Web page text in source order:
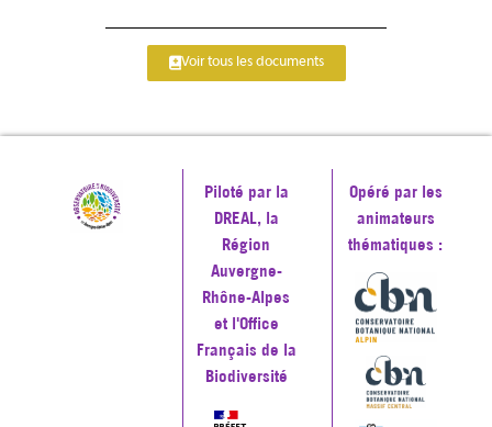
Voir tous les documents
Piloté par la
DREAL, la
Région
Auvergne-
Rhône-Alpes
et l'Office
Français de la
Biodiversité
Opéré par les
animateurs
thématiques :